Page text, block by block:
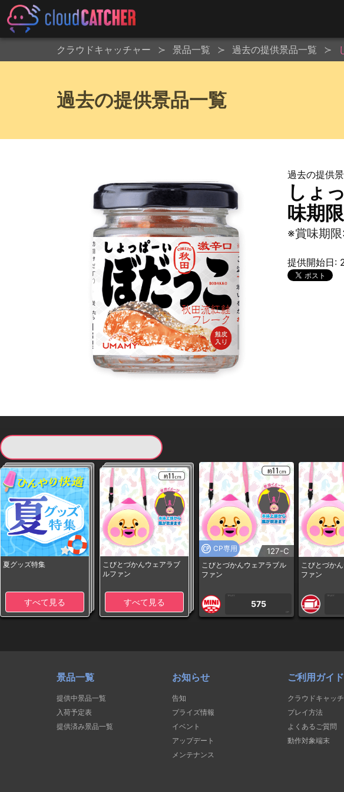
クラウドキャッチャー 景品一覧 過去の提供景品一覧
過去の提供景品一覧
過去の提供
しょ
味期
※賞味期
提供開始日:
夏グッズ特集
すべて見る
こびとづかんウェアラブ
ルファン
すべて見る
CP専用 127-C
こびとづかんウェアラブル
ファン
1PLAY
575
CP
こびとづか
ファン
1PLAY
景品一覧
提供中景品一覧
入荷予定表
提供済み景品一覧
お知らせ
告知
プライズ情報
イベント
アップデート
メンテナンス
ご利用ガイド
クラウドキャッ
プレイ方法
よくあるご質問
動作対象端末